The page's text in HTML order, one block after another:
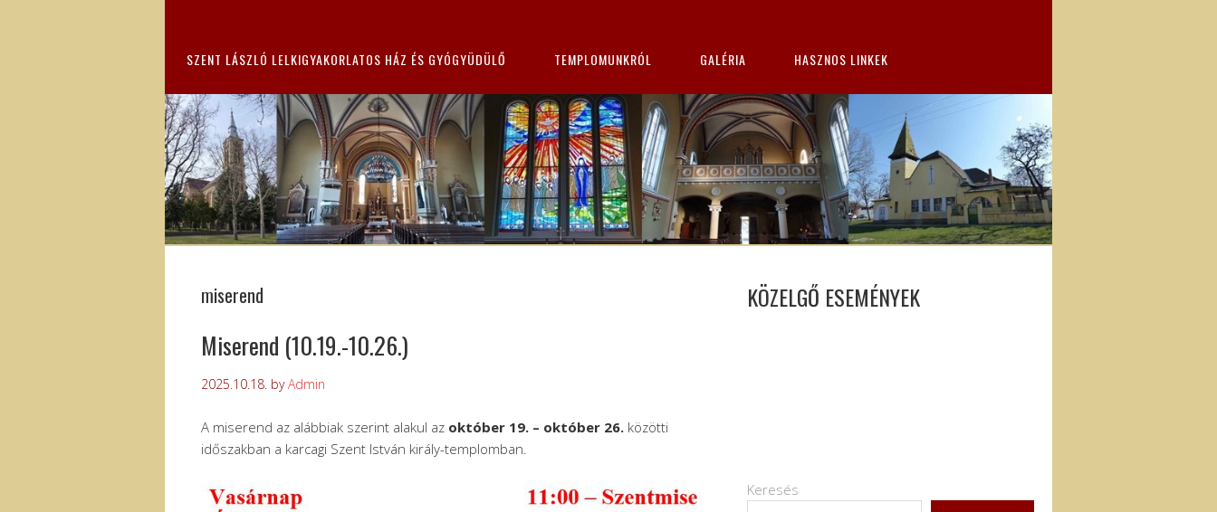
SZENT LÁSZLÓ LELKIGYAKORLATOS HÁZ ÉS GYÓGYÜDÜLŐ TEMPLOMUNKRÓL GALÉRIA HASZNOS LINKEK
miserend
Miserend (10.19.-10.26.)
2025.10.18. byAdmin
A miserend az alábbiak szerint alakul az október 19. – október 26. közötti
időszakban a karcagi Szent István király-templomban.
KÖZELGŐ ESEMÉNYEK
Keresés